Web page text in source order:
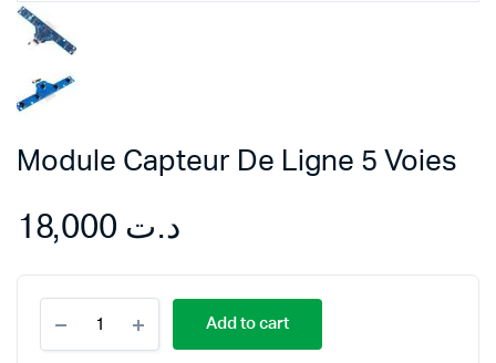
Module Capteur De Ligne 5 Voies
د.ت
Capteur
De
Add to cart